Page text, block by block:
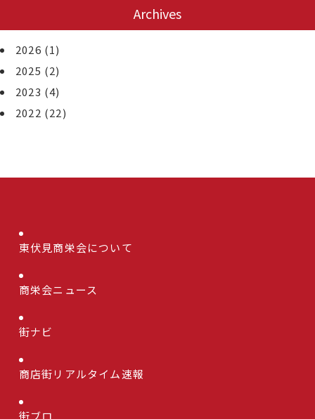
Archives
2026 (1)
2025 (2)
2023 (4)
2022 (22)
東伏見商栄会について
商栄会ニュース
街ナビ
商店街リアルタイム速報
街ブロ